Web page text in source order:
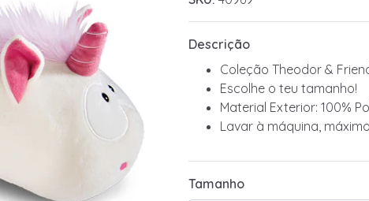
Descrição
Coleção Theodor &
Escolhe o teu tamanho!
Material Exterior: 100%
Lavar à máquina,
Tamanho